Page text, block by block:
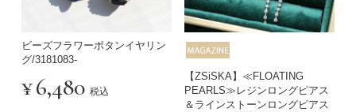
ビーズフラワーボタンイヤリン
グ/3181083-
¥6,480 税込
【ZSiSKA】≪FLOATING
PEARLS≫レジンロングピアス
＆ラインストーンロングピアス